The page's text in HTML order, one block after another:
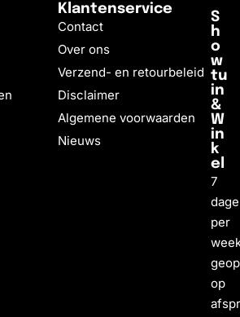
Klantenservice
Contact
Over ons
Verzend- en retourbeleid
Disclaimer
Algemene voorwaarden
Nieuws
S
h
o
w
tu
in
&
W
in
k
el
7
per
op